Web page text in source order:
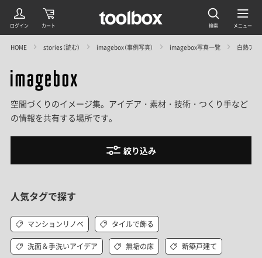
HOME stories（読む） imagebox（事例写真） imagebox写真一覧 白熱ア
空間づくりのイメージ集。アイデア・素材・技術・つくり手など
の情報を共有する場所です。
絞り込み
人気タグで探す
マンションリノベ タイルで飾る
洗面＆手洗いアイデア 無垢の床 新築戸建て